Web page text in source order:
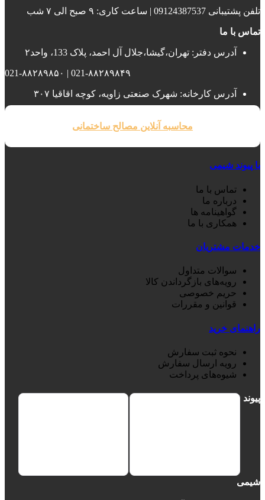
تلفن پشتیبانی 09124387537 | ساعت کاری: ۹ صبح الی ۷ شب
تماس با ما
آدرس دفتر: تهران،گیشا،جلال آل احمد، پلاک 133، واحد۲
021-۸۸۲۸۹۸۴۹ | 021-۸۸۲۸۹۸۵۰
آدرس کارخانه: شهرک صنعتی زاویه، کوچه اقاقیا ۳۰۷
محاسبه آنلاین مصالح ساختمانی
با پیوند شیمی
تماس با ما
درباره ما
گواهینامه ها
همکاری با ما
خدمات مشتریان
سوالات متداول
رویه‌های بازگرداندن کالا
حریم خصوصی
قوانین و مقررات
راهنمای خرید
نحوه ثبت سفارش
رویه ارسال سفارش
شیوه‌های پرداخت
پیوند
شیمی